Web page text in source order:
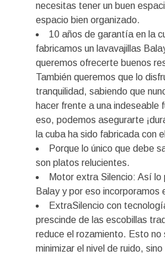
necesitas tener un buen
espacio bien organizado.
10 años de garantía en la
fabricamos un lavavajillas
queremos ofrecerte buenos
También queremos que lo
tranquilidad, sabiendo que
hacer frente a una indeseable
eso, podemos asegurarte
la cuba ha sido fabricada con
Porque lo único que debe
son platos relucientes.
Motor extra Silencio: Así lo
Balay y por eso incorporamos
ExtraSilencio con
prescinde de las escobillas
reduce el rozamiento. Esto no
minimizar el nivel de ruido,